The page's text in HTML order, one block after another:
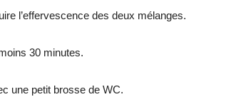
l’effervescence des deux mélanges.
30 minutes.
une petit brosse de WC.